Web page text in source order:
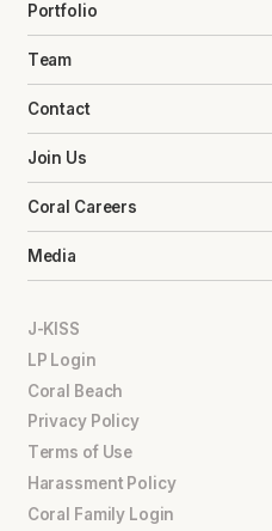
Portfolio
Team
Contact
Join Us
Coral Careers
Media
J-KISS
LP Login
Coral Beach
Privacy Policy
Terms of Use
Harassment Policy
Coral Family Login